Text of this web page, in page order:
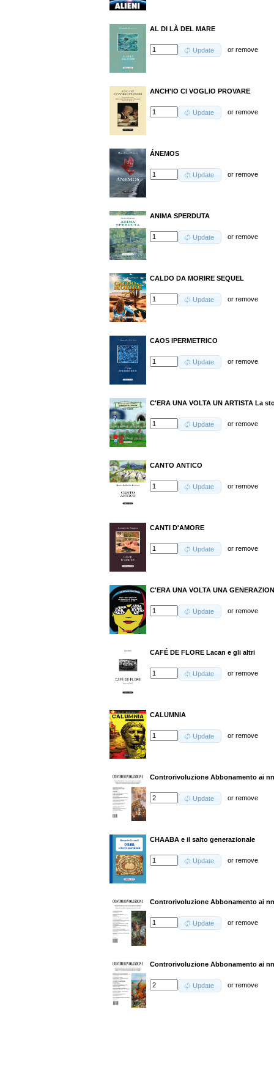
AL DI LÀ DEL MARE
Update orremove
ANCH'IO CI VOGLIO PROVARE
Update orremove
ÁNEMOS
Update orremove
ANIMA SPERDUTA
Update orremove
CALDO DA MORIRE SEQUEL
Update orremove
CAOS IPERMETRICO
Update orremove
C'ERA UNA VOLTA UN ARTISTA La
Update orremove
CANTO ANTICO
Update orremove
CANTI D'AMORE
Update orremove
C'ERA UNA VOLTA UNA
Update orremove
CAFÉ DE FLORE Lacan e gli altri
Update orremove
CALUMNIA
Update orremove
Controrivoluzione Abbonamento ai
Update orremove
CHAABA e il salto generazionale
Update orremove
Controrivoluzione Abbonamento ai
Update orremove
Controrivoluzione Abbonamento ai
Update orremove